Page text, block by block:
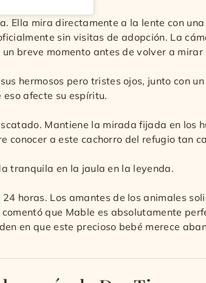
Ella mira directamente a la lente con
sin visitas de adopción. La
breve momento antes de volver a
hermosos pero tristes ojos, junto con
afecte su espíritu.
Mantiene la mirada fijada en los
conocer a este cachorro del refugio tan
tranquila en la jaula en la leyenda.
horas. Los amantes de los animales
que Mable es absolutamente
en que este precioso bebé merece